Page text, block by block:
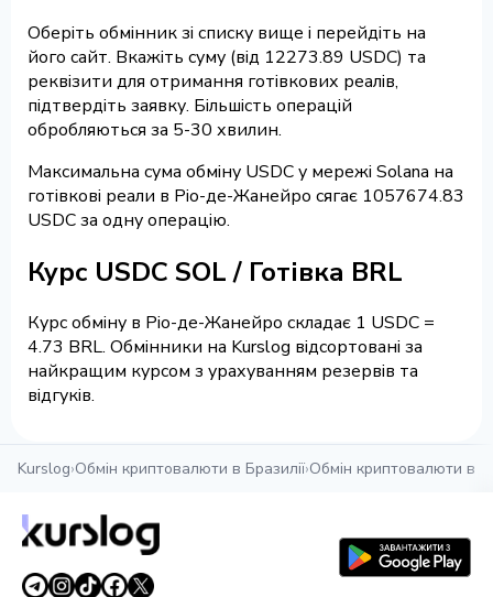
Оберіть обмінник зі списку вище і перейдіть на
його сайт. Вкажіть суму (від 12273.89 USDC) та
реквізити для отримання готівкових реалів,
підтвердіть заявку. Більшість операцій
обробляються за 5-30 хвилин.
Максимальна сума обміну USDC у мережі Solana на
готівкові реали в Ріо-де-Жанейро сягає 1057674.83
USDC за одну операцію.
Курс USDC SOL / Готівка BRL
Курс обміну в Ріо-де-Жанейро складає 1 USDC =
4.73 BRL. Обмінники на Kurslog відсортовані за
найкращим курсом з урахуванням резервів та
відгуків.
Kurslog›Обмін криптовалюти в Бразилії›Обмін криптовалюти в